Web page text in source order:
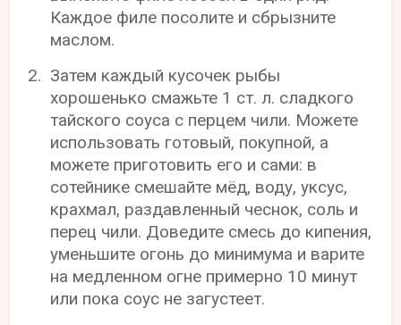
Каждое филе посолите и сбрызните
маслом.
Затем каждый кусочек рыбы
хорошенько смажьте 1 ст. л. сладкого
тайского соуса с перцем чили. Можете
использовать готовый, покупной, а
можете приготовить его и сами: в
сотейнике смешайте мёд, воду, уксус,
крахмал, раздавленный чеснок, соль и
перец чили. Доведите смесь до кипения,
уменьшите огонь до минимума и варите
на медленном огне примерно 10 минут
или пока соус не загустеет.